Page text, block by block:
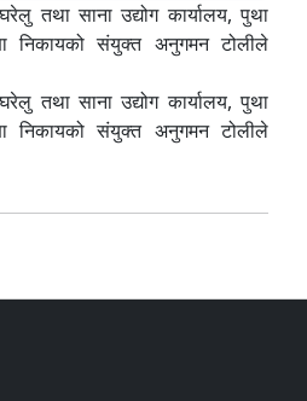
तथा साना उद्योग कार्यालय, पुथा
निकायको संयुक्त अनुगमन टोलीले
तथा साना उद्योग कार्यालय, पुथा
निकायको संयुक्त अनुगमन टोलीले